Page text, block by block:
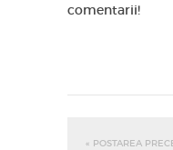
comentarii!
« POSTAREA